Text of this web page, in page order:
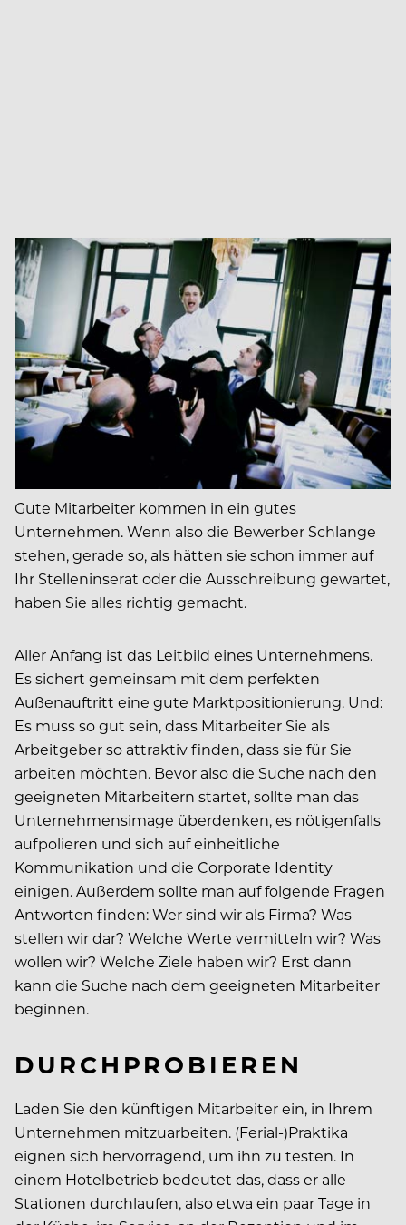
Gute Mitarbeiter kommen in ein gutes
Unternehmen. Wenn also die Bewerber Schlange
stehen, gerade so, als hätten sie schon immer auf
Ihr Stelleninserat oder die Ausschreibung gewartet,
haben Sie alles richtig gemacht.
Aller Anfang ist das Leitbild eines Unternehmens.
Es sichert gemeinsam mit dem perfekten
Außenauftritt eine gute Marktpositionierung. Und:
Es muss so gut sein, dass Mitarbeiter Sie als
Arbeitgeber so attraktiv finden, dass sie für Sie
arbeiten möchten. Bevor also die Suche nach den
geeigneten Mitarbeitern startet, sollte man das
Unternehmensimage überdenken, es nötigenfalls
aufpolieren und sich auf einheitliche
Kommunikation und die Corporate Identity
einigen. Außerdem sollte man auf folgende Fragen
Antworten finden: Wer sind wir als Firma? Was
stellen wir dar? Welche Werte vermitteln wir? Was
wollen wir? Welche Ziele haben wir? Erst dann
kann die Suche nach dem geeigneten Mitarbeiter
beginnen.
DURCHPROBIEREN
Laden Sie den künftigen Mitarbeiter ein, in Ihrem
Unternehmen mitzuarbeiten. (Ferial-)Praktika
eignen sich hervorragend, um ihn zu testen. In
einem Hotelbetrieb bedeutet das, dass er alle
Stationen durchlaufen, also etwa ein paar Tage in